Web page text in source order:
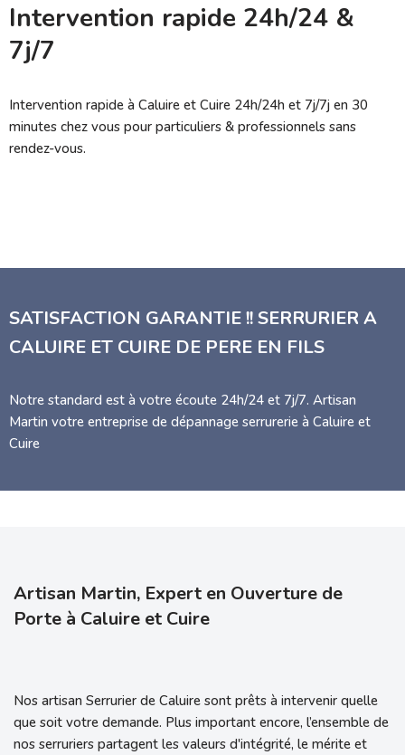
Intervention rapide 24h/24 &
7j/7
Intervention rapide à Caluire et Cuire 24h/24h et 7j/7j en 30
minutes chez vous pour particuliers & professionnels sans
rendez-vous.
SATISFACTION GARANTIE !! SERRURIER A
CALUIRE ET CUIRE DE PERE EN FILS
Notre standard est à votre écoute 24h/24 et 7j/7. Artisan
Martin votre entreprise de dépannage serrurerie à Caluire et
Cuire
Artisan Martin, Expert en Ouverture de
Porte à Caluire et Cuire
Nos artisan Serrurier de Caluire sont prêts à intervenir quelle
que soit votre demande. Plus important encore, l’ensemble de
nos serruriers partagent les valeurs d'intégrité, le mérite et